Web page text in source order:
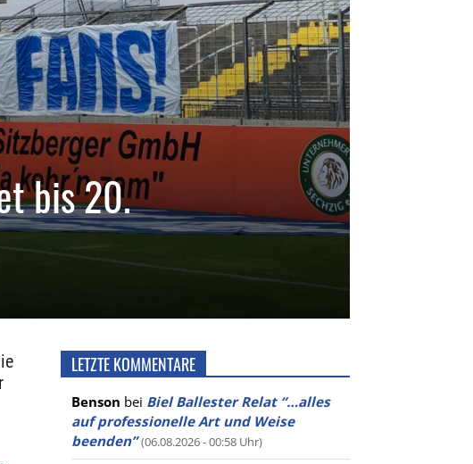
bis 20.
LETZTE KOMMENTARE
Benson bei Biel Ballester Relat “…alles
auf professionelle Art und Weise
beenden” (06.08.2026 - 00:58 Uhr)